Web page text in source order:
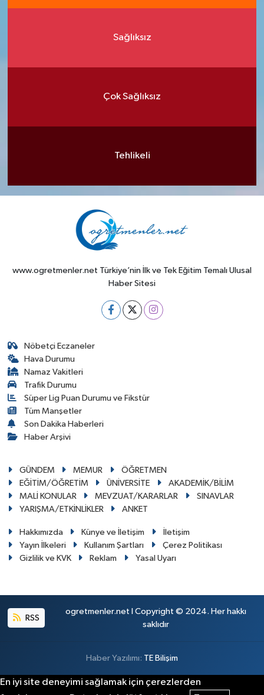
Sağlıksız
Çok Sağlıksız
Tehlikeli
www.ogretmenler.net Türkiye’nin İlk ve Tek Eğitim Temalı Ulusal
Haber Sitesi
Nöbetçi Eczaneler
Hava Durumu
Namaz Vakitleri
Trafik Durumu
Süper Lig Puan Durumu ve Fikstür
Tüm Manşetler
Son Dakika Haberleri
Haber Arşivi
GÜNDEM MEMUR
ÖĞRETMEN
EĞİTİM/ÖĞRETİM
ÜNİVERSİTE
AKADEMİK/BİLİM
MALİ KONULAR
MEVZUAT/KARARLAR
SINAVLAR
YARIŞMA/ETKİNLİKLER
ANKET
Hakkımızda Künye ve İletişim
İletişim
Yayın İlkeleri
Kullanım Şartları
Çerez Politikası
Gizlilik ve KVK
Reklam Yasal Uyarı
RSS
ogretmenler.net I Copyright © 2024. Her hakkı
saklıdır
Haber Yazılımı: TE Bilişim
En iyi site deneyimi sağlamak için çerezlerden